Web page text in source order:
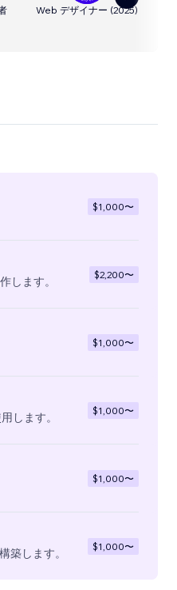
Web デザイナー (2025)
$1,000〜
します。
$2,200〜
$1,000〜
します。
$1,000〜
$1,000〜
築します。
$1,000〜